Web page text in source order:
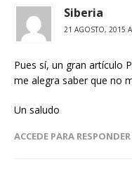
Siberia
21 AGOSTO, 2015
Pues sí, un gran artículo
me alegra saber que no
Un saludo
ACCEDE PARA RESPONDER